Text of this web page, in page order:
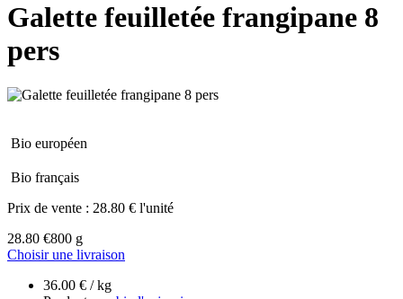
Galette feuilletée frangipane 8
pers
Bio européen
Bio français
Prix de vente : 28.80 € l'unité
28.80 €800 g
Choisir une livraison
36.00 € / kg